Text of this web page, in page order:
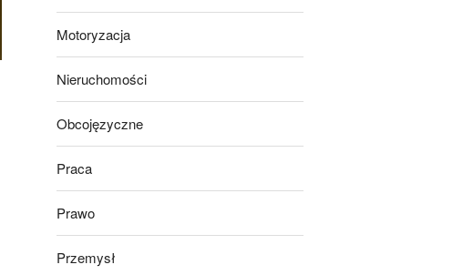
Motoryzacja
Nieruchomości
Obcojęzyczne
Praca
Prawo
Przemysł